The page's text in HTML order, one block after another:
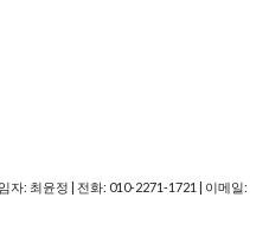
자: 최윤정 | 전화: 010-2271-1721 | 이메일: